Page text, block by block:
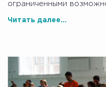
ограниченными
Читать далее...